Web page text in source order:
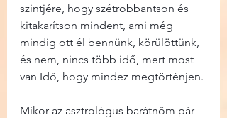
szintjére, hogy szétrobbantson és
kitakarítson mindent, ami még
mindig ott él bennünk, körülöttünk,
és nem, nincs több idő, mert most
van Idő, hogy mindez megtörténjen.
Mikor az asztrológus barátnőm pár